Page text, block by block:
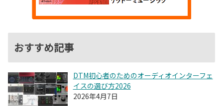
おすすめ記事
DTM初心者のためのオーディオインターフェ
イスの選び方2026
2026年4月7日